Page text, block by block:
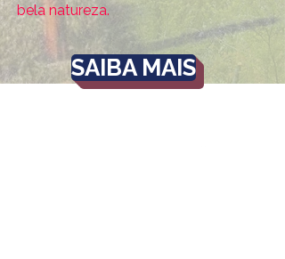
bela natureza.
SAIBA MAIS